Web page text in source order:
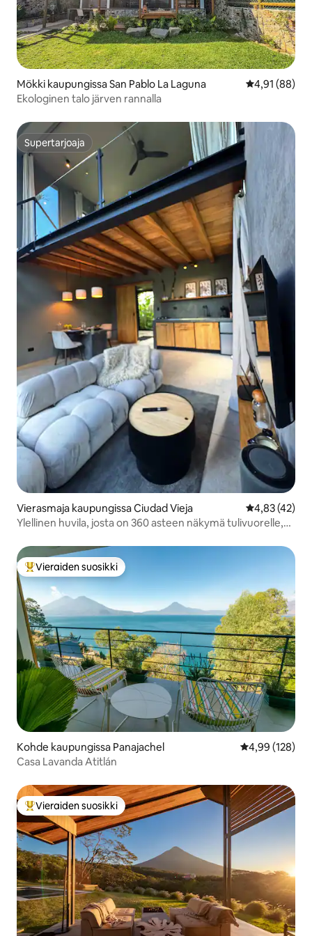
Mökki kaupungissa San Pablo La Laguna
4,91 (88)
Ekologinen talo järven rannalla
Supertarjoaja
Supertarjoaja
Vierasmaja kaupungissa Ciudad Vieja
4,83 (42)
Ylellinen huvila, josta on 360 asteen näkymä tulivuorelle,
Vieraiden suosikkien parhaimmistoa
Vieraiden suosikki
Kohde kaupungissa Panajachel
4,99 (128)
Casa Lavanda Atitlán
Vieraiden suosikkien parhaimmistoa
Vieraiden suosikki